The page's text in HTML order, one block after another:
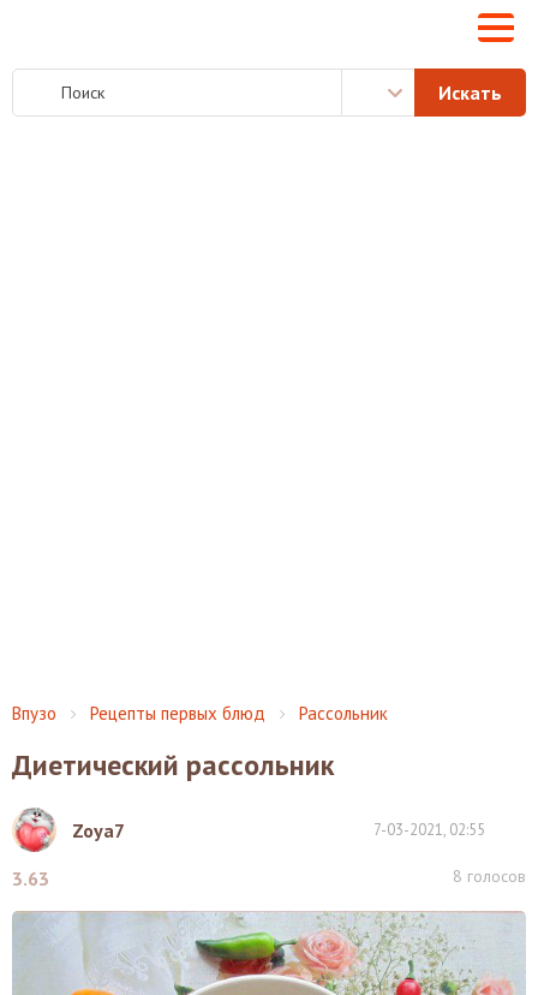
Впузо Рецепты первых блюд Рассольник
Диетический рассольник
Zoya7 7-03-2021, 02:55
3.63 8 голосов